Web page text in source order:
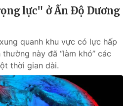
lực" ở Ấn Độ Dương
quanh khu vực có lực hấp
này đã “làm khó” các
thời gian dài.